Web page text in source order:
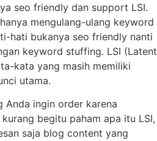
seo friendly dan support LSI.
mengulang-ulang keyword
hati bukanya seo friendly nanti
keyword stuffing. LSI (Latent
kata yang masih memiliki
utama.
Anda ingin order karena
begitu paham apa itu LSI,
saja blog content yang